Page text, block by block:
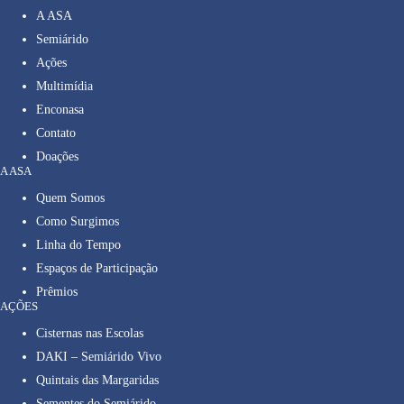
A ASA
Semiárido
Ações
Multimídia
Enconasa
Contato
Doações
A ASA
Quem Somos
Como Surgimos
Linha do Tempo
Espaços de Participação
Prêmios
AÇÕES
Cisternas nas Escolas
DAKI – Semiárido Vivo
Quintais das Margaridas